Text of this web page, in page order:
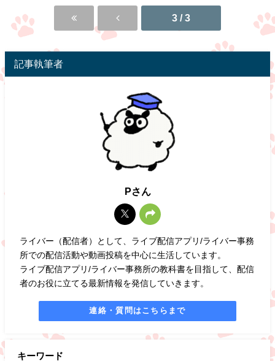
3 / 3
記事執筆者
Pさん
ライバー（配信者）として、ライブ配信アプリ/ライバー事務
所での配信活動や動画投稿を中心に生活しています。
ライブ配信アプリ/ライバー事務所の教科書を目指して、配信
者のお役に立てる最新情報を発信していきます。
連絡・質問はこちらまで
キーワード